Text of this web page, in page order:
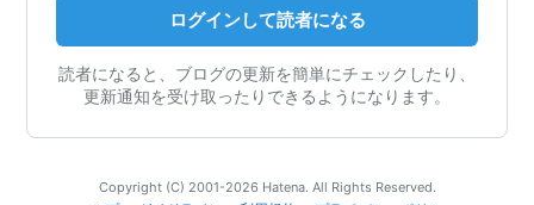
ログインして読者になる
読者になると、ブログの更新を簡単にチェックしたり、
更新通知を受け取ったりできるようになります。
Copyright (C) 2001-2026 Hatena. All Rights Reserved.